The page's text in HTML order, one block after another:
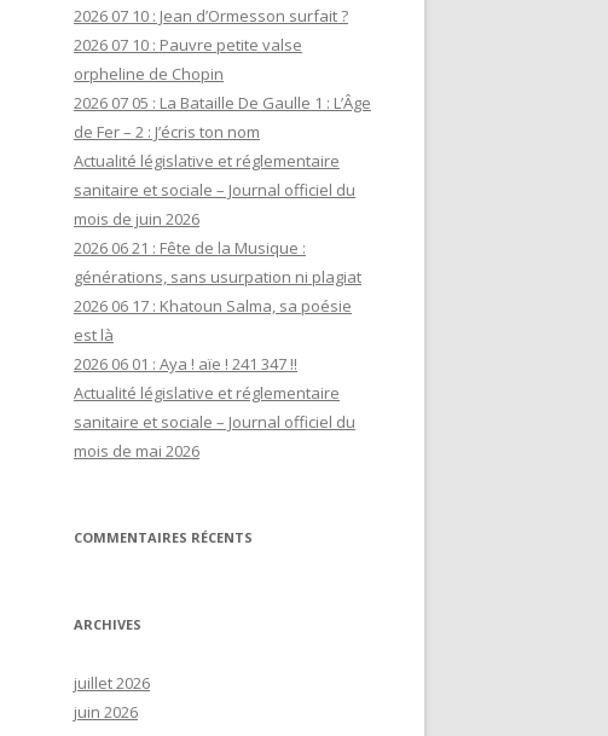
2026 07 10 : Jean d’Ormesson surfait ?
2026 07 10 : Pauvre petite valse
orpheline de Chopin
2026 07 05 : La Bataille De Gaulle 1 : L’Âge
de Fer – 2 : J’écris ton nom
Actualité législative et réglementaire
sanitaire et sociale – Journal officiel du
mois de juin 2026
2026 06 21 : Fête de la Musique :
générations, sans usurpation ni plagiat
2026 06 17 : Khatoun Salma, sa poésie
est là
2026 06 01 : Aya ! aïe ! 241 347 !!
Actualité législative et réglementaire
sanitaire et sociale – Journal officiel du
mois de mai 2026
COMMENTAIRES RÉCENTS
ARCHIVES
juillet 2026
juin 2026